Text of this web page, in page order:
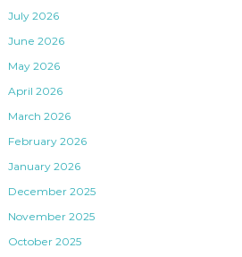
July 2026
June 2026
May 2026
April 2026
March 2026
February 2026
January 2026
December 2025
November 2025
October 2025